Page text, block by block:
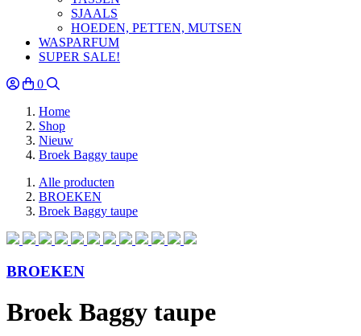
SJAALS
HOEDEN, PETTEN, MUTSEN
WASPARFUM
SUPER SALE!
0
Home
Shop
Nieuw
Broek Baggy taupe
Alle producten
BROEKEN
Broek Baggy taupe
BROEKEN
Broek Baggy taupe